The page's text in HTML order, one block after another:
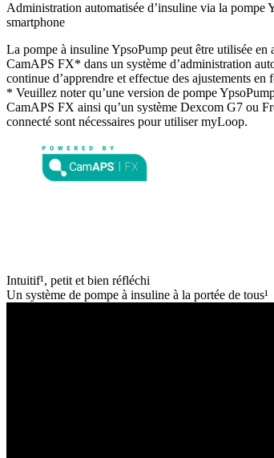
Administration automatisée d’insuline via la pompe
smartphone
La pompe à insuline YpsoPump peut être utilisée en
CamAPS FX* dans un système d’administration
continue d’apprendre et effectue des ajustements en
* Veuillez noter qu’une version de pompe
CamAPS FX ainsi qu’un système Dexcom G7 ou
connecté sont nécessaires pour utiliser myLoop.
Intuitif¹, petit et bien réfléchi
Un système de pompe à insuline à la portée de tous¹